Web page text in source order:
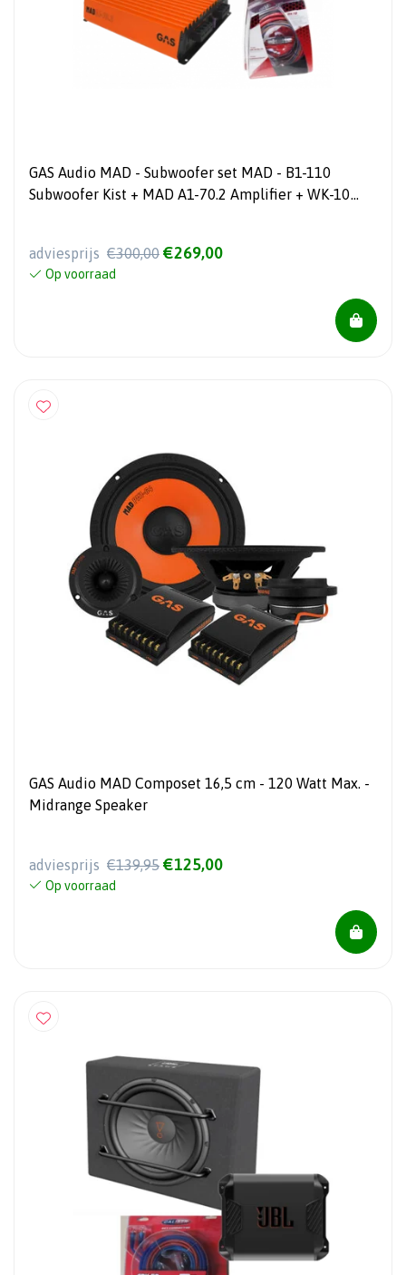
GAS Audio MAD - Subwoofer set MAD - B1-110
Subwoofer Kist + MAD A1-70.2 Amplifier + WK-10
adviesprijs €300,00 €269,00
Op voorraad
GAS Audio MAD Composet 16,5 cm - 120 Watt Max. -
Midrange Speaker
adviesprijs €139,95 €125,00
Op voorraad